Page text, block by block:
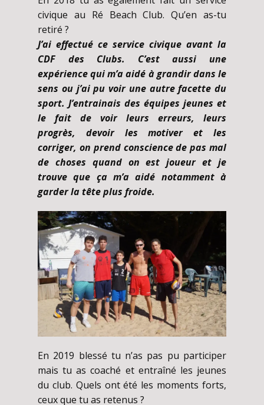
civique au Ré Beach Club. Qu’en as-tu
retiré ?
J’ai effectué ce service civique avant la
CDF des Clubs. C’est aussi une
expérience qui m’a aidé à grandir dans le
sens ou j’ai pu voir une autre facette du
sport. J’entrainais des équipes jeunes et
le fait de voir leurs erreurs, leurs
progrès, devoir les motiver et les
corriger, on prend conscience de pas mal
de choses quand on est joueur et je
trouve que ça m’a aidé notamment à
garder la tête plus froide.
En 2019 blessé tu n’as pas pu participer
mais tu as coaché et entraîné les jeunes
du club. Quels ont été les moments forts,
ceux que tu as retenus ?